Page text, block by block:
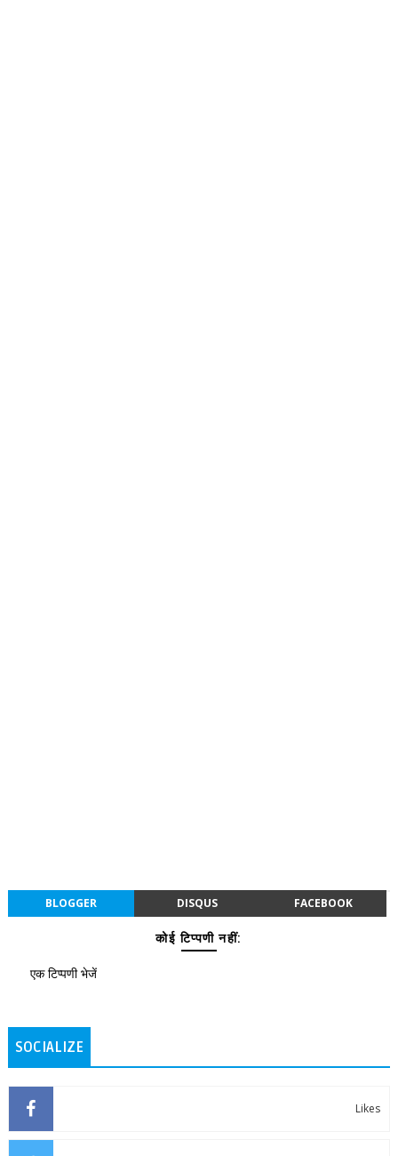
BLOGGER DISQUS FACEBOOK
कोई टिप्पणी नहीं:
एक टिप्पणी भेजें
SOCIALIZE
Likes